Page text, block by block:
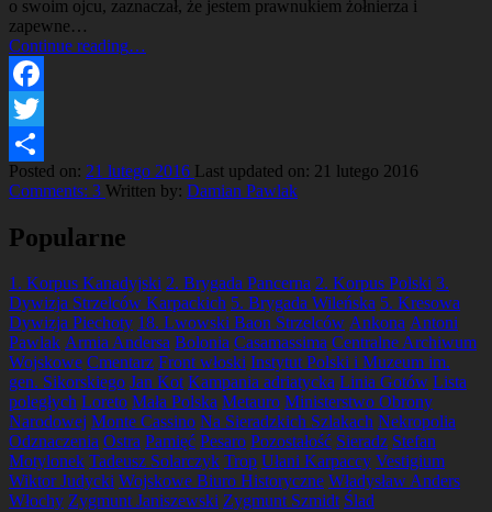
o swoim ojcu, zaznaczał, że jestem prawnukiem żołnierza i
zapewne…
Continue reading“Moja
…
Facebook
Twitter
Share
Posted on: 21 lutego 2016 Last updated on: 21 lutego 2016
Comments: 3 Written by: Damian Pawlak
Popularne
1. Korpus Kanadyjski 2. Brygada Pancerna 2. Korpus Polski 3.
Dywizja Strzelców Karpackich 5. Brygada Wileńska 5. Kresowa
Dywizja Piechoty 18. Lwowski Baon Strzelców Ankona Antoni
Pawlak Armia Andersa Bolonia Casamassima Centralne Archiwum
Wojskowe Cmentarz Front włoski Instytut Polski i Muzeum im.
gen. Sikorskiego Jan Kot Kampania adriatycka Linia Gotów Lista
poległych Loreto Mała Polska Metauro Ministerstwo Obrony
Narodowej Monte Cassino Na Sieradzkich Szlakach Nekropolia
Odznaczenia Ostra Pamięć Pesaro Pozostałość Sieradz Stefan
Motylonek Tadeusz Solarczyk Trop Ułani Karpaccy Vestigium
Wiktor Judycki Wojskowe Biuro Historyczne Władysław Anders
Włochy Zygmunt Janiszewski Zygmunt Szmidt Ślad